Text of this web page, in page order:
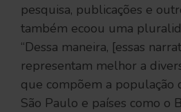
pesquisa, publicações e
também ecoou uma
“Dessa maneira, [essas
representam melhor a
que compõem a população
São Paulo e países como o